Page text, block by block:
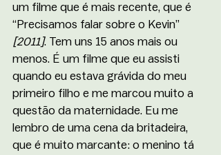
um filme que é mais recente, que é
“Precisamos falar sobre o Kevin”
[2011]. Tem uns 15 anos mais ou
menos. É um filme que eu assisti
quando eu estava grávida do meu
primeiro filho e me marcou muito a
questão da maternidade. Eu me
lembro de uma cena da britadeira,
que é muito marcante: o menino tá